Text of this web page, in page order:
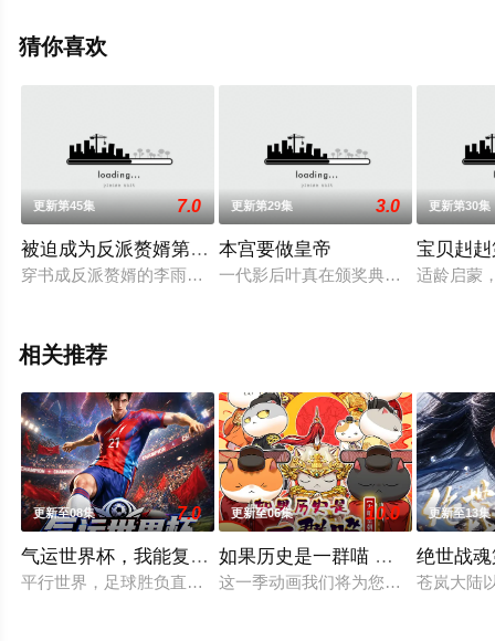
猜你喜欢
更新第45集 7.0
被迫成为反派赘婿第二季
穿书成反派赘婿的李雨果，后宫才刚营业，就被困于危机重重
更新第29集 3.0
本宫要做皇帝
一代影后叶真在颁奖典礼上意外穿越
更新第30集
宝贝赳
适龄启蒙
相关推荐
更新至08集 7.0
气运世界杯，我能复制所有球星技能
平行世界，足球胜负直接绑定国运。Z国连年战败，国运衰微，
更新至06集 10.0
如果历史是一群喵 大明皇朝篇
这一季动画我们将为您讲述明朝前期
更新至13集
绝世战
苍岚大陆